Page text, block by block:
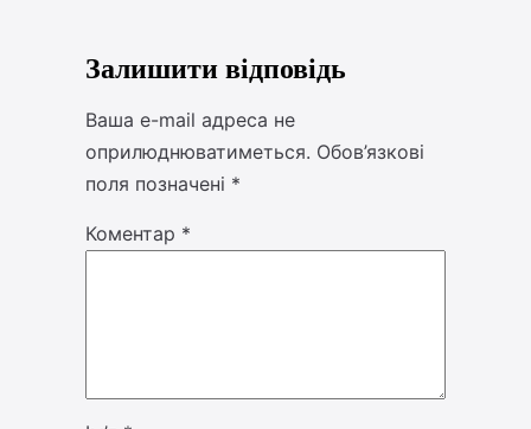
Залишити відповідь
Ваша e-mail адреса не
оприлюднюватиметься. Обов’язкові
поля позначені *
Коментар *